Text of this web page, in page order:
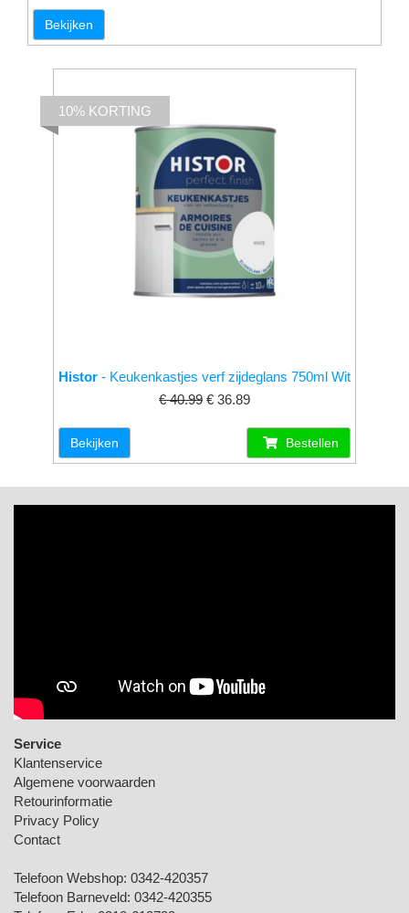
Bekijken
Histor - Keukenkastjes verf zijdeglans 750ml Wit
€ 40.99 € 36.89
10% KORTING
Bekijken Bestellen
Service
Klantenservice
Algemene voorwaarden
Retourinformatie
Privacy Policy
Contact
Telefoon Webshop: 0342-420357
Telefoon Barneveld: 0342-420355